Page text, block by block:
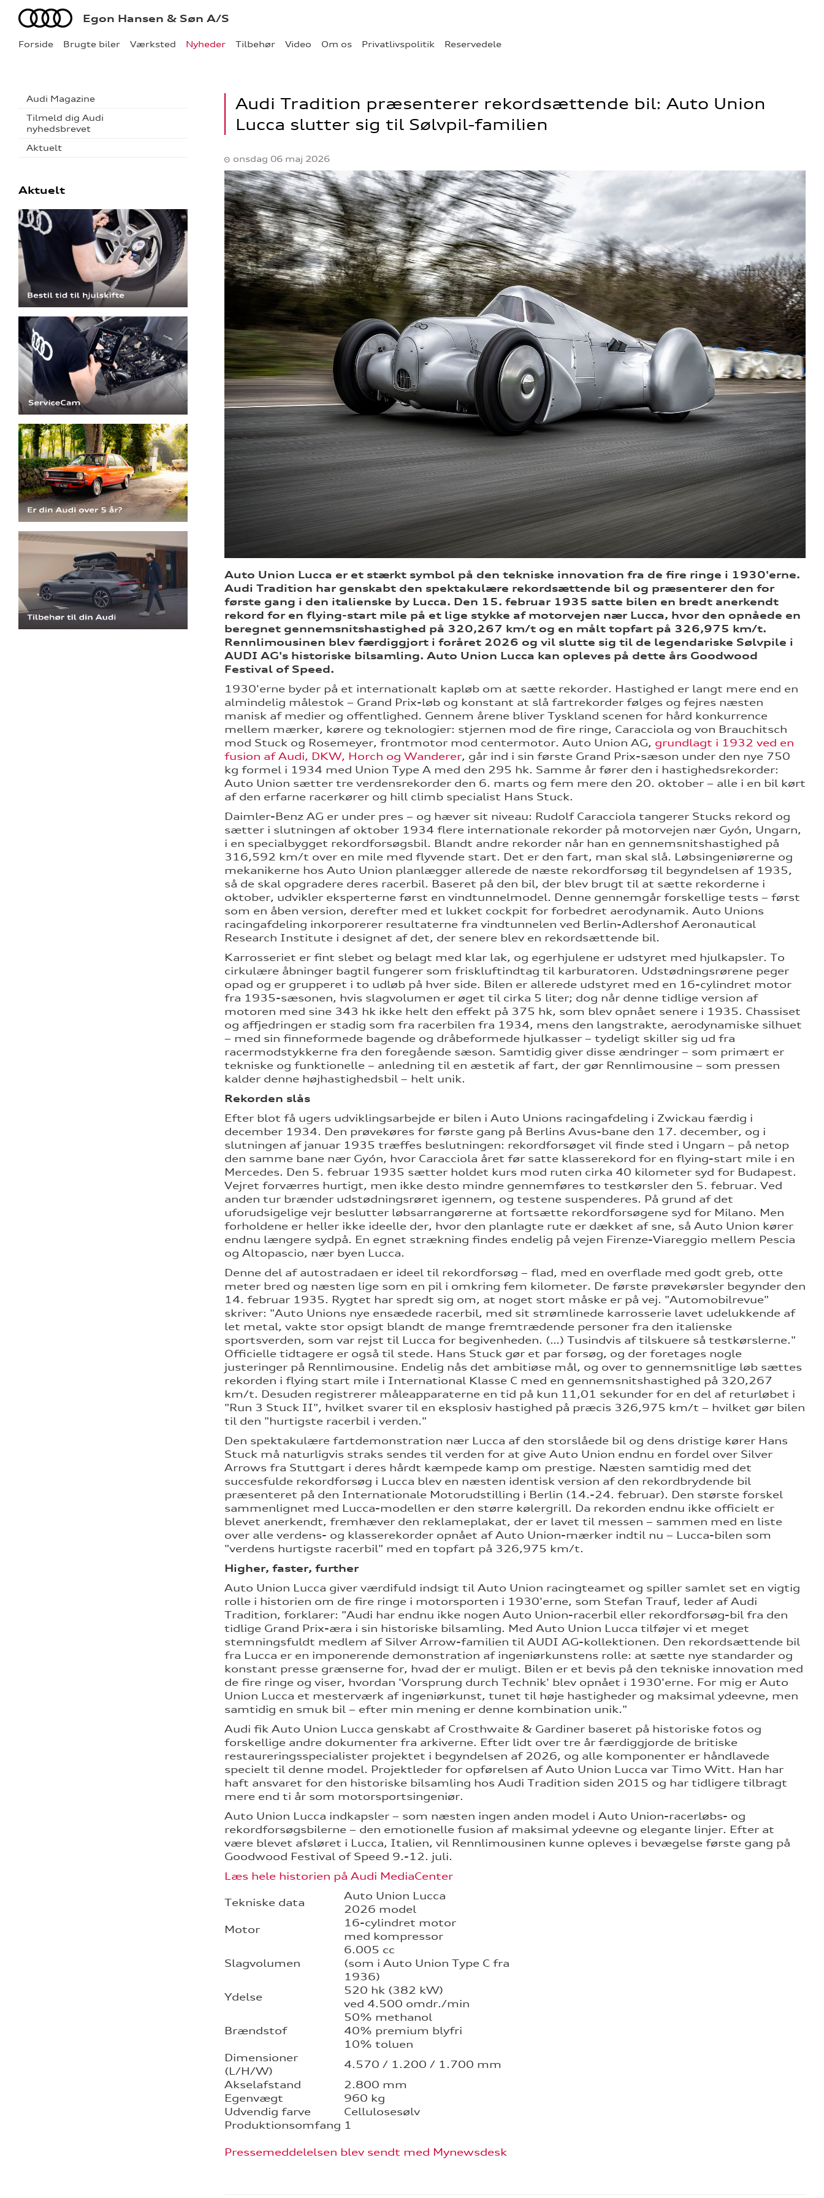
Forside Brugte biler Værksted Nyheder Tilbehør Video Om os Privatlivspolitik Reservedele
Audi Egon Hansen & Søn A/S
Audi Magazine
Tilmeld dig Audi
nyhedsbrevet
Aktuelt
Aktuelt
Audi Tradition præsenterer rekordsættende bil: Auto Union
Lucca slutter sig til Sølvpil-familien
onsdag 06 maj 2026
Auto Union Lucca er et stærkt symbol på den tekniske innovation fra de fire ringe i 1930'erne.
Audi Tradition har genskabt den spektakulære rekordsættende bil og præsenterer den for
første gang i den italienske by Lucca. Den 15. februar 1935 satte bilen en bredt anerkendt
rekord for en flying-start mile på et lige stykke af motorvejen nær Lucca, hvor den opnåede en
beregnet gennemsnitshastighed på 320,267 km/t og en målt topfart på 326,975 km/t.
Rennlimousinen blev færdiggjort i foråret 2026 og vil slutte sig til de legendariske Sølvpile i
AUDI AG's historiske bilsamling. Auto Union Lucca kan opleves på dette års Goodwood
Festival of Speed.
1930'erne byder på et internationalt kapløb om at sætte rekorder. Hastighed er langt mere end en
almindelig målestok – Grand Prix-løb og konstant at slå fartrekorder følges og fejres næsten
manisk af medier og offentlighed. Gennem årene bliver Tyskland scenen for hård konkurrence
mellem mærker, kørere og teknologier: stjernen mod de fire ringe, Caracciola og von Brauchitsch
mod Stuck og Rosemeyer, frontmotor mod centermotor. Auto Union AG, grundlagt i 1932 ved en
fusion af Audi, DKW, Horch og Wanderer, går ind i sin første Grand Prix-sæson under den nye 750
kg formel i 1934 med Union Type A med den 295 hk. Samme år fører den i hastighedsrekorder:
Auto Union sætter tre verdensrekorder den 6. marts og fem mere den 20. oktober – alle i en bil kørt
af den erfarne racerkører og hill climb specialist Hans Stuck.
Daimler-Benz AG er under pres – og hæver sit niveau: Rudolf Caracciola tangerer Stucks rekord og
sætter i slutningen af oktober 1934 flere internationale rekorder på motorvejen nær Gyón, Ungarn,
i en specialbygget rekordforsøgsbil. Blandt andre rekorder når han en gennemsnitshastighed på
316,592 km/t over en mile med flyvende start. Det er den fart, man skal slå. Løbsingeniørerne og
mekanikerne hos Auto Union planlægger allerede de næste rekordforsøg til begyndelsen af 1935,
så de skal opgradere deres racerbil. Baseret på den bil, der blev brugt til at sætte rekorderne i
oktober, udvikler eksperterne først en vindtunnelmodel. Denne gennemgår forskellige tests – først
som en åben version, derefter med et lukket cockpit for forbedret aerodynamik. Auto Unions
racingafdeling inkorporerer resultaterne fra vindtunnelen ved Berlin-Adlershof Aeronautical
Research Institute i designet af det, der senere blev en rekordsættende bil.
Karrosseriet er fint slebet og belagt med klar lak, og egerhjulene er udstyret med hjulkapsler. To
cirkulære åbninger bagtil fungerer som friskluftindtag til karburatoren. Udstødningsrørene peger
opad og er grupperet i to udløb på hver side. Bilen er allerede udstyret med en 16-cylindret motor
fra 1935-sæsonen, hvis slagvolumen er øget til cirka 5 liter; dog når denne tidlige version af
motoren med sine 343 hk ikke helt den effekt på 375 hk, som blev opnået senere i 1935. Chassiset
og affjedringen er stadig som fra racerbilen fra 1934, mens den langstrakte, aerodynamiske silhuet
– med sin finneformede bagende og dråbeformede hjulkasser – tydeligt skiller sig ud fra
racermodstykkerne fra den foregående sæson. Samtidig giver disse ændringer – som primært er
tekniske og funktionelle – anledning til en æstetik af fart, der gør Rennlimousine – som pressen
kalder denne højhastighedsbil – helt unik.
Rekorden slås
Efter blot få ugers udviklingsarbejde er bilen i Auto Unions racingafdeling i Zwickau færdig i
december 1934. Den prøvekøres for første gang på Berlins Avus-bane den 17. december, og i
slutningen af januar 1935 træffes beslutningen: rekordforsøget vil finde sted i Ungarn – på netop
den samme bane nær Gyón, hvor Caracciola året før satte klasserekord for en flying-start mile i en
Mercedes. Den 5. februar 1935 sætter holdet kurs mod ruten cirka 40 kilometer syd for Budapest.
Vejret forværres hurtigt, men ikke desto mindre gennemføres to testkørsler den 5. februar. Ved
anden tur brænder udstødningsrøret igennem, og testene suspenderes. På grund af det
uforudsigelige vejr beslutter løbsarrangørerne at fortsætte rekordforsøgene syd for Milano. Men
forholdene er heller ikke ideelle der, hvor den planlagte rute er dækket af sne, så Auto Union kører
endnu længere sydpå. En egnet strækning findes endelig på vejen Firenze-Viareggio mellem Pescia
og Altopascio, nær byen Lucca.
Denne del af autostradaen er ideel til rekordforsøg – flad, med en overflade med godt greb, otte
meter bred og næsten lige som en pil i omkring fem kilometer. De første prøvekørsler begynder den
14. februar 1935. Rygtet har spredt sig om, at noget stort måske er på vej. "Automobilrevue"
skriver: "Auto Unions nye ensædede racerbil, med sit strømlinede karrosserie lavet udelukkende af
let metal, vakte stor opsigt blandt de mange fremtrædende personer fra den italienske
sportsverden, som var rejst til Lucca for begivenheden. (…) Tusindvis af tilskuere så testkørslerne."
Officielle tidtagere er også til stede. Hans Stuck gør et par forsøg, og der foretages nogle
justeringer på Rennlimousine. Endelig nås det ambitiøse mål, og over to gennemsnitlige løb sættes
rekorden i flying start mile i International Klasse C med en gennemsnitshastighed på 320,267
km/t. Desuden registrerer måleapparaterne en tid på kun 11,01 sekunder for en del af returløbet i
"Run 3 Stuck II", hvilket svarer til en eksplosiv hastighed på præcis 326,975 km/t – hvilket gør bilen
til den "hurtigste racerbil i verden."
Den spektakulære fartdemonstration nær Lucca af den storslåede bil og dens dristige kører Hans
Stuck må naturligvis straks sendes til verden for at give Auto Union endnu en fordel over Silver
Arrows fra Stuttgart i deres hårdt kæmpede kamp om prestige. Næsten samtidig med det
succesfulde rekordforsøg i Lucca blev en næsten identisk version af den rekordbrydende bil
præsenteret på den Internationale Motorudstilling i Berlin (14.-24. februar). Den største forskel
sammenlignet med Lucca-modellen er den større kølergrill. Da rekorden endnu ikke officielt er
blevet anerkendt, fremhæver den reklameplakat, der er lavet til messen – sammen med en liste
over alle verdens- og klasserekorder opnået af Auto Union-mærker indtil nu – Lucca-bilen som
"verdens hurtigste racerbil" med en topfart på 326,975 km/t.
Higher, faster, further
Auto Union Lucca giver værdifuld indsigt til Auto Union racingteamet og spiller samlet set en vigtig
rolle i historien om de fire ringe i motorsporten i 1930'erne, som Stefan Trauf, leder af Audi
Tradition, forklarer: "Audi har endnu ikke nogen Auto Union-racerbil eller rekordforsøg-bil fra den
tidlige Grand Prix-æra i sin historiske bilsamling. Med Auto Union Lucca tilføjer vi et meget
stemningsfuldt medlem af Silver Arrow-familien til AUDI AG-kollektionen. Den rekordsættende bil
fra Lucca er en imponerende demonstration af ingeniørkunstens rolle: at sætte nye standarder og
konstant presse grænserne for, hvad der er muligt. Bilen er et bevis på den tekniske innovation med
de fire ringe og viser, hvordan 'Vorsprung durch Technik' blev opnået i 1930'erne. For mig er Auto
Union Lucca et mesterværk af ingeniørkunst, tunet til høje hastigheder og maksimal ydeevne, men
samtidig en smuk bil – efter min mening er denne kombination unik."
Audi fik Auto Union Lucca genskabt af Crosthwaite & Gardiner baseret på historiske fotos og
forskellige andre dokumenter fra arkiverne. Efter lidt over tre år færdiggjorde de britiske
restaureringsspecialister projektet i begyndelsen af 2026, og alle komponenter er håndlavede
specielt til denne model. Projektleder for opførelsen af Auto Union Lucca var Timo Witt. Han har
haft ansvaret for den historiske bilsamling hos Audi Tradition siden 2015 og har tidligere tilbragt
mere end ti år som motorsportsingeniør.
Auto Union Lucca indkapsler – som næsten ingen anden model i Auto Union-racerløbs- og
rekordforsøgsbilerne – den emotionelle fusion af maksimal ydeevne og elegante linjer. Efter at
være blevet afsløret i Lucca, Italien, vil Rennlimousinen kunne opleves i bevægelse første gang på
Goodwood Festival of Speed 9.-12. juli.
Læs hele historien på Audi MediaCenter
Tekniske data
Auto Union Lucca
2026 model
Motor
16-cylindret motor
med kompressor
Slagvolumen
6.005 cc
(som i Auto Union Type C fra
1936)
Ydelse
520 hk (382 kW)
ved 4.500 omdr./min
Brændstof
50% methanol
40% premium blyfri
10% toluen
Dimensioner
(L/H/W)
4.570 / 1.200 / 1.700 mm
Akselafstand
2.800 mm
Egenvægt
960 kg
Udvendig farve
Cellulosesølv
Produktionsomfang 1
Pressemeddelelsen blev sendt med Mynewsdesk